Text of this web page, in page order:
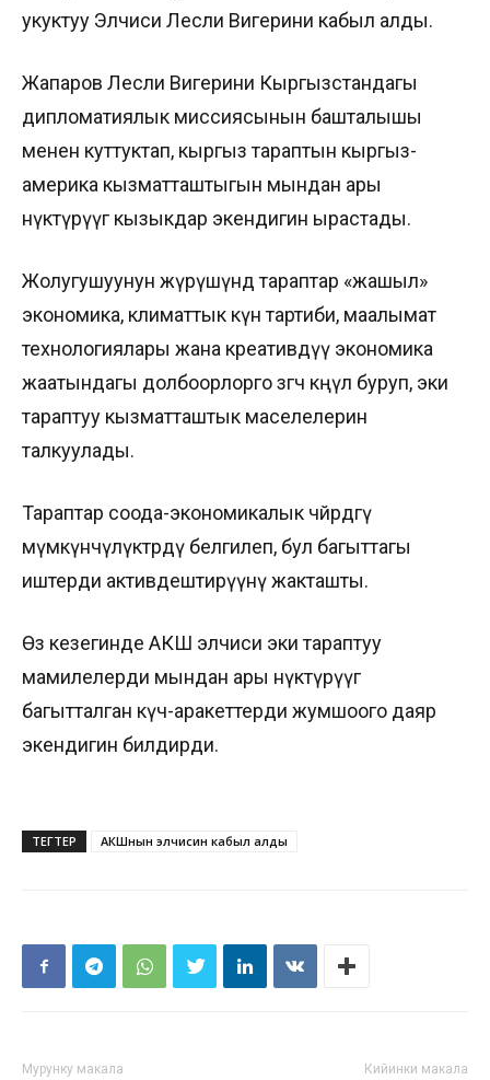
укуктуу Элчиси Лесли Вигерини кабыл алды.
Жапаров Лесли Вигерини Кыргызстандагы
дипломатиялык миссиясынын башталышы
менен куттуктап, кыргыз тараптын кыргыз-
америка кызматташтыгын мындан ары
өнүктүрүүгө кызыкдар экендигин ырастады.
Жолугушуунун жүрүшүндө тараптар «жашыл»
экономика, климаттык күн тартиби, маалымат
технологиялары жана креативдүү экономика
жаатындагы долбоорлорго өзгөчө көңүл буруп, эки
тараптуу кызматташтык маселелерин
талкуулады.
Тараптар соода-экономикалык чөйрөдөгү
мүмкүнчүлүктөрдү белгилеп, бул багыттагы
иштерди активдештирүүнү жакташты.
Өз кезегинде АКШ элчиси эки тараптуу
мамилелерди мындан ары өнүктүрүүгө
багытталган күч-аракеттерди жумшоого даяр
экендигин билдирди.
ТЕГТЕР АКШнын элчисин кабыл алды
Мурунку макала Кийинки макала